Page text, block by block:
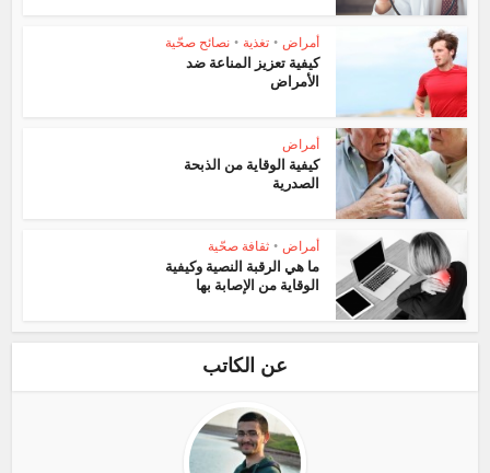
أمراض • تغذية • نصائح صحّية
كيفية تعزيز المناعة ضد
الأمراض
أمراض
كيفية الوقاية من الذبحة
الصدرية
أمراض • ثقافة صحّية
ما هي الرقبة النصية وكيفية
الوقاية من الإصابة بها
عن الكاتب